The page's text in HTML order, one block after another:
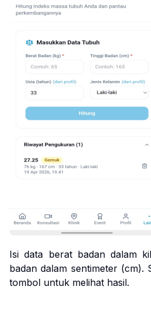
Isi data berat badan dalam
badan dalam sentimeter (cm).
tombol untuk melihat hasil.